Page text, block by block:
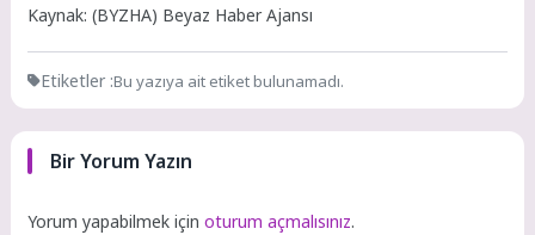
Kaynak: (BYZHA) Beyaz Haber Ajansı
Etiketler :Bu yazıya ait etiket bulunamadı.
Bir Yorum Yazın
Yorum yapabilmek içinoturum açmalısınız.